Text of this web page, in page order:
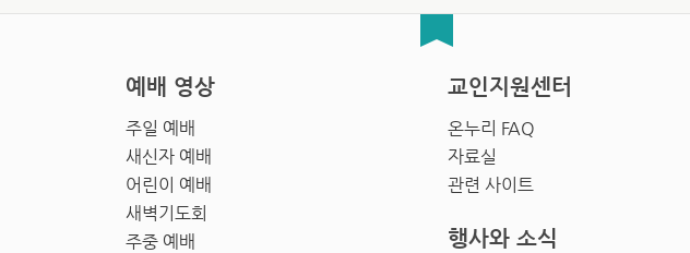
예배 영상
주일 예배
새신자 예배
어린이 예배
새벽기도회
주중 예배
교인지원센터
온누리 FAQ
자료실
관련 사이트
행사와 소식